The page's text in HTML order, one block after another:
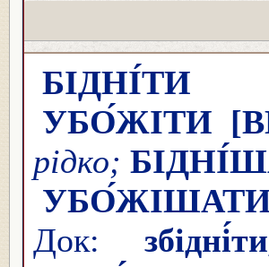
БІДНІ́ТИ
УБО́ЖІТИ
рідко;
Док: